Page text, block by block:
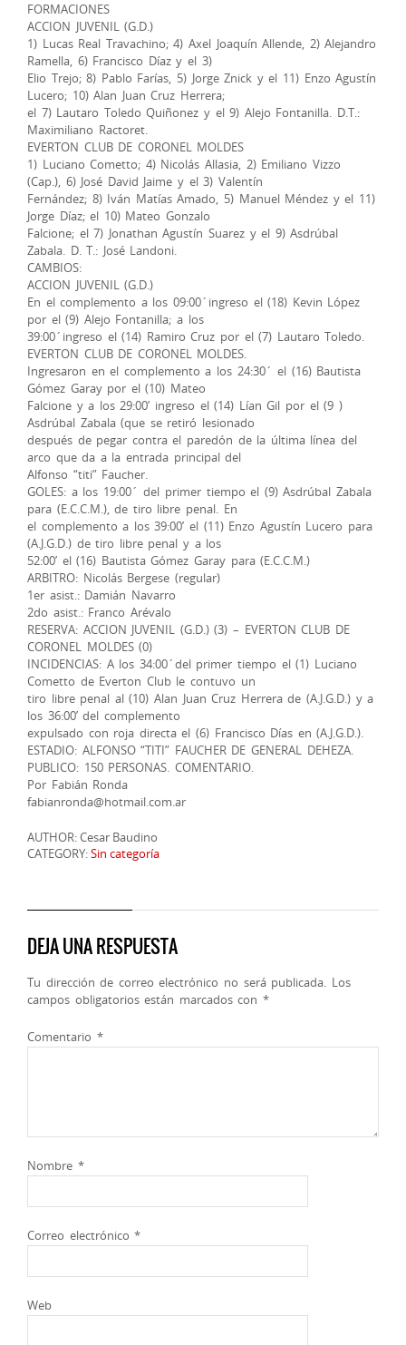
FORMACIONES
ACCION JUVENIL (G.D.)
1) Lucas Real Travachino; 4) Axel Joaquín Allende, 2) Alejandro
Ramella, 6) Francisco Díaz y el 3)
Elio Trejo; 8) Pablo Farías, 5) Jorge Znick y el 11) Enzo Agustín
Lucero; 10) Alan Juan Cruz Herrera;
el 7) Lautaro Toledo Quiñonez y el 9) Alejo Fontanilla. D.T.:
Maximiliano Ractoret.
EVERTON CLUB DE CORONEL MOLDES
1) Luciano Cometto; 4) Nicolás Allasia, 2) Emiliano Vizzo
(Cap.), 6) José David Jaime y el 3) Valentín
Fernández; 8) Iván Matías Amado, 5) Manuel Méndez y el 11)
Jorge Díaz; el 10) Mateo Gonzalo
Falcione; el 7) Jonathan Agustín Suarez y el 9) Asdrúbal
Zabala. D. T.: José Landoni.
CAMBIOS:
ACCION JUVENIL (G.D.)
En el complemento a los 09:00´ingreso el (18) Kevin López
por el (9) Alejo Fontanilla; a los
39:00´ingreso el (14) Ramiro Cruz por el (7) Lautaro Toledo.
EVERTON CLUB DE CORONEL MOLDES.
Ingresaron en el complemento a los 24:30´ el (16) Bautista
Gómez Garay por el (10) Mateo
Falcione y a los 29:00’ ingreso el (14) Lían Gil por el (9 )
Asdrúbal Zabala (que se retiró lesionado
después de pegar contra el paredón de la última línea del
arco que da a la entrada principal del
Alfonso “titi” Faucher.
GOLES: a los 19:00´ del primer tiempo el (9) Asdrúbal Zabala
para (E.C.C.M.), de tiro libre penal. En
el complemento a los 39:00’ el (11) Enzo Agustín Lucero para
(A.J.G.D.) de tiro libre penal y a los
52:00’ el (16) Bautista Gómez Garay para (E.C.C.M.)
ARBITRO: Nicolás Bergese (regular)
1er asist.: Damián Navarro
2do asist.: Franco Arévalo
RESERVA: ACCION JUVENIL (G.D.) (3) – EVERTON CLUB DE
CORONEL MOLDES (0)
INCIDENCIAS: A los 34:00´del primer tiempo el (1) Luciano
Cometto de Everton Club le contuvo un
tiro libre penal al (10) Alan Juan Cruz Herrera de (A.J.G.D.) y a
los 36:00’ del complemento
expulsado con roja directa el (6) Francisco Días en (A.J.G.D.).
ESTADIO: ALFONSO “TITI” FAUCHER DE GENERAL DEHEZA.
PUBLICO: 150 PERSONAS. COMENTARIO.
Por Fabián Ronda
fabianronda@hotmail.com.ar
AUTHOR: Cesar Baudino
CATEGORY:Sin categoría
DEJA UNA RESPUESTA
Tu dirección de correo electrónico no será publicada. Los
campos obligatorios están marcados con *
Comentario *
Nombre *
Correo electrónico*
Web